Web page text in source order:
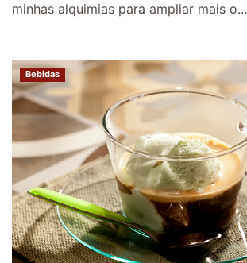
minhas alquimias para ampliar mais o...
Bebidas